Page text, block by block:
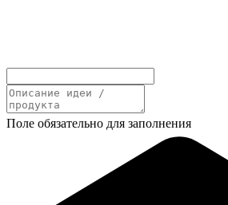
Поле обязательно для заполнения